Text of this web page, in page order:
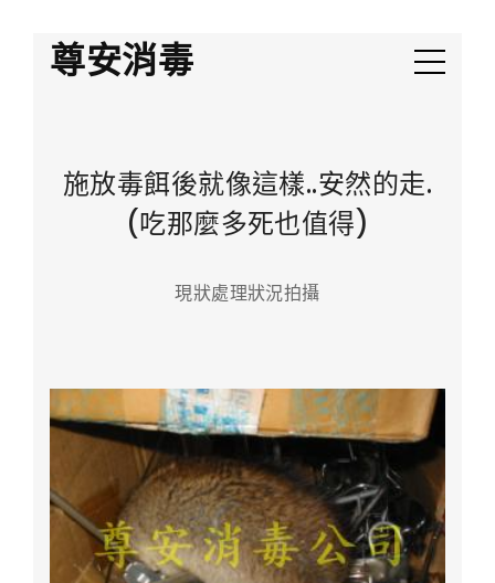
尊安消毒
施放毒餌後就像這樣..安然的走.
(吃那麼多死也值得)
現狀處理狀況拍攝